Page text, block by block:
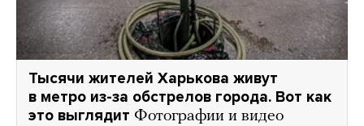
Тысячи жителей Харькова живут
в метро из-за обстрелов города. Вот как
это выглядит Фотографии и видео